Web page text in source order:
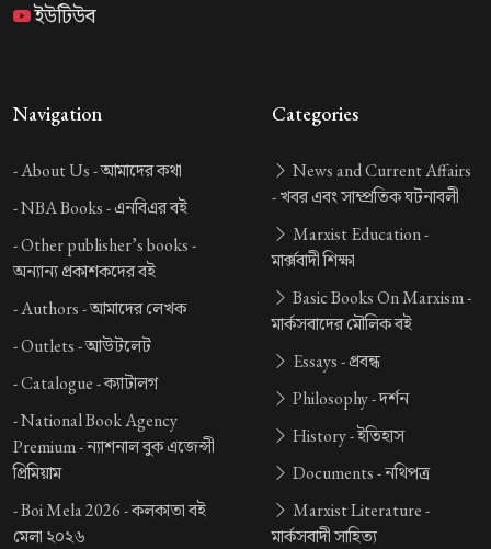
ইউটিউব
Navigation
-About Us -আমাদের কথা
-NBA Books -এনবিএর বই
-Other publisher’s books -
অন্যান্য প্রকাশকদের বই
-Authors -আমাদের লেখক
-Outlets -আউটলেট
-Catalogue -ক্যাটালগ
-National Book Agency
Premium -ন্যাশনাল বুক এজেন্সী
প্রিমিয়াম
-Boi Mela 2026 -কলকাতা বই
মেলা ২০২৬
Categories
News and Current Affairs
-খবর এবং সাম্প্রতিক ঘটনাবলী
Marxist Education -
মার্ক্সবাদী শিক্ষা
Basic Books On Marxism -
মার্কসবাদের মৌলিক বই
Essays -প্রবন্ধ
Philosophy -দর্শন
History -ইতিহাস
Documents -নথিপত্র
Marxist Literature -
মার্কসবাদী সাহিত্য